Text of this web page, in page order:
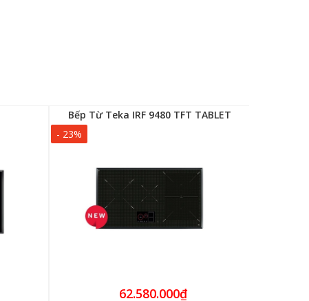
Bếp Từ Teka IRF 9480 TFT TABLET
- 23%
62.580.000₫